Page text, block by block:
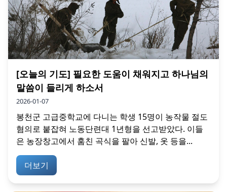
[오늘의 기도] 필요한 도움이 채워지고 하나님의
말씀이 들리게 하소서
2026-01-07
봉천군 고급중학교에 다니는 학생 15명이 농작물 절도
혐의로 붙잡혀 노동단련대 1년형을 선고받았다. 이들
은 농장창고에서 훔친 곡식을 팔아 신발, 옷 등을...
더보기